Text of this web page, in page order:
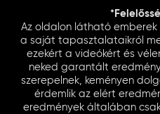
Az oldalon látható
a saját tapasztalataikról
ezekért a videókért és
neked garantált
szerepelnek, keményen
érdemlik az elért
eredmények általában